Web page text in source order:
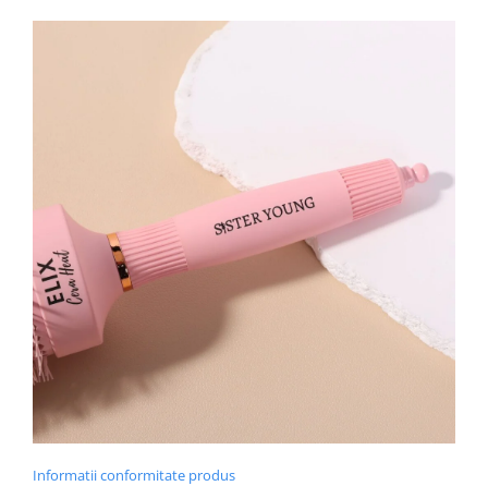
Informatii conformitate produs